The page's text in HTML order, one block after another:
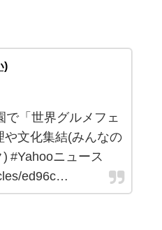
)
で「世界グルメフェ
文化集結(みんなの
#Yahooニュース
ed96c…